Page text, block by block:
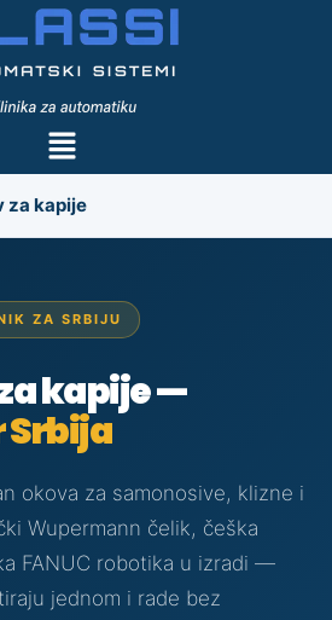
za kapije
ZA SRBIJU
kapije —
okova za samonosive, klizne i
Wupermann čelik, češka
FANUC robotika u izradi —
jednom i rade bez